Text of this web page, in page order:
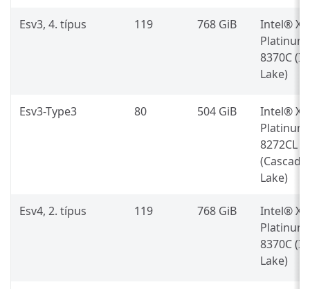
Esv3, 4. típus 119 768 GiB
Intel®
Platinum
8370C
Lake)
Esv3-Type3 80 504 GiB
Intel®
Platinum
8272CL
(Cascade
Lake)
Esv4, 2. típus 119 768 GiB
Intel®
Platinum
8370C
Lake)